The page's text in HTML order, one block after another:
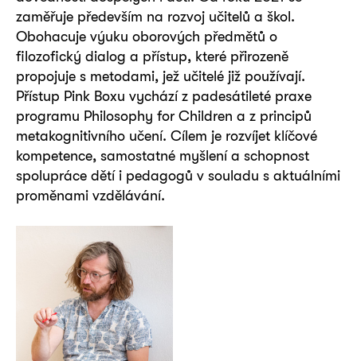
zaměřuje především na rozvoj učitelů a škol.
Obohacuje výuku oborových předmětů o
filozofický dialog a přístup, které přirozeně
propojuje s metodami, jež učitelé již používají.
Přístup Pink Boxu vychází z padesátileté praxe
programu Philosophy for Children a z principů
metakognitivního učení. Cílem je rozvíjet klíčové
kompetence, samostatné myšlení a schopnost
spolupráce dětí i pedagogů v souladu s aktuálními
proměnami vzdělávání.